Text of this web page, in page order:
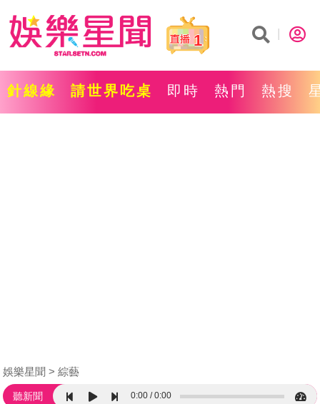
1
針線緣 請世界吃桌 即時 熱門 熱搜
娛樂星聞 綜藝
聽新聞 0:00 0:00